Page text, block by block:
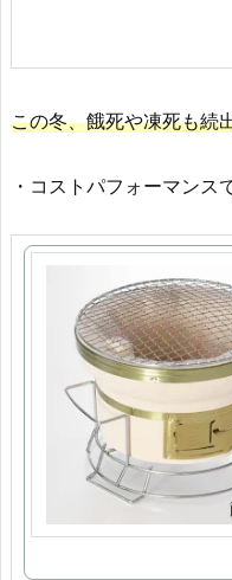
この冬、餓死や凍死も続
・コストパフォーマンス